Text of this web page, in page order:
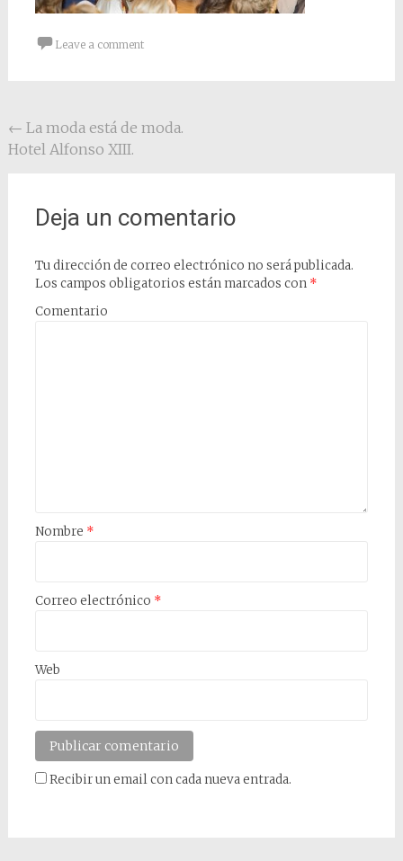
Leave a comment
Post navigation
← La moda está de moda.
Hotel Alfonso XIII.
Deja un comentario
Tu dirección de correo electrónico no será publicada.
Los campos obligatorios están marcados con *
Comentario
Nombre *
Correo electrónico *
Web
Recibir un email con cada nueva entrada.